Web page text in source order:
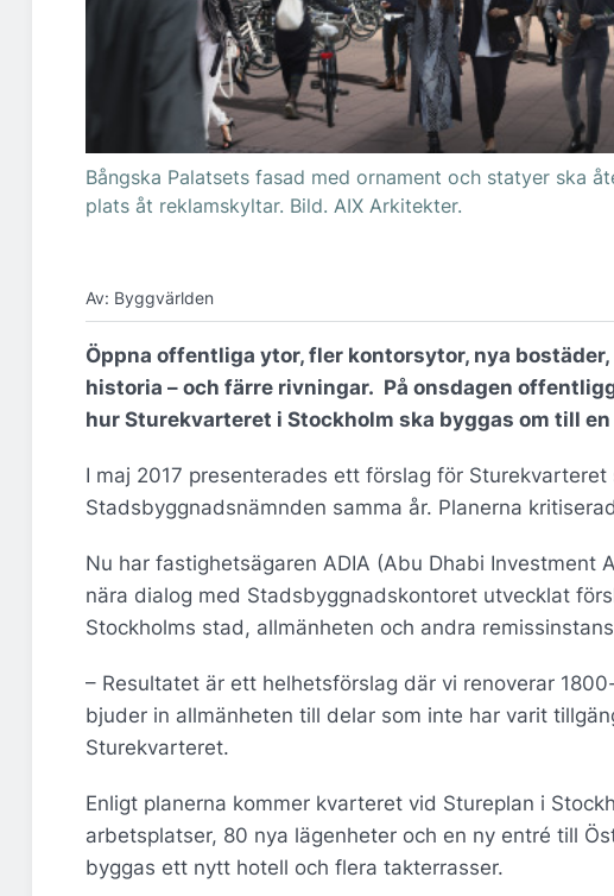
Bångska Palatsets fasad med ornament och statyer ska
plats åt reklamskyltar. Bild. AIX Arkitekter.
Av: Byggvärlden
Öppna offentliga ytor, fler kontorsytor, nya
historia – och färre rivningar. På onsdagen
hur Sturekvarteret i Stockholm ska byggas om till
I maj 2017 presenterades ett förslag för
Stadsbyggnadsnämnden samma år. Planerna
Nu har fastighetsägaren ADIA (Abu Dhabi Investment
nära dialog med Stadsbyggnadskontoret utvecklat
Stockholms stad, allmänheten och andra
– Resultatet är ett helhetsförslag där vi renoverar
bjuder in allmänheten till delar som inte har varit
Sturekvarteret.
Enligt planerna kommer kvarteret vid Stureplan i
arbetsplatser, 80 nya lägenheter och en ny entré till
byggas ett nytt hotell och flera takterrasser.